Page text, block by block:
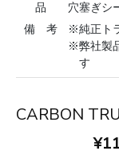
品
穴塞ぎシ
備 考
※純正ト
※弊社製
す
CARBON